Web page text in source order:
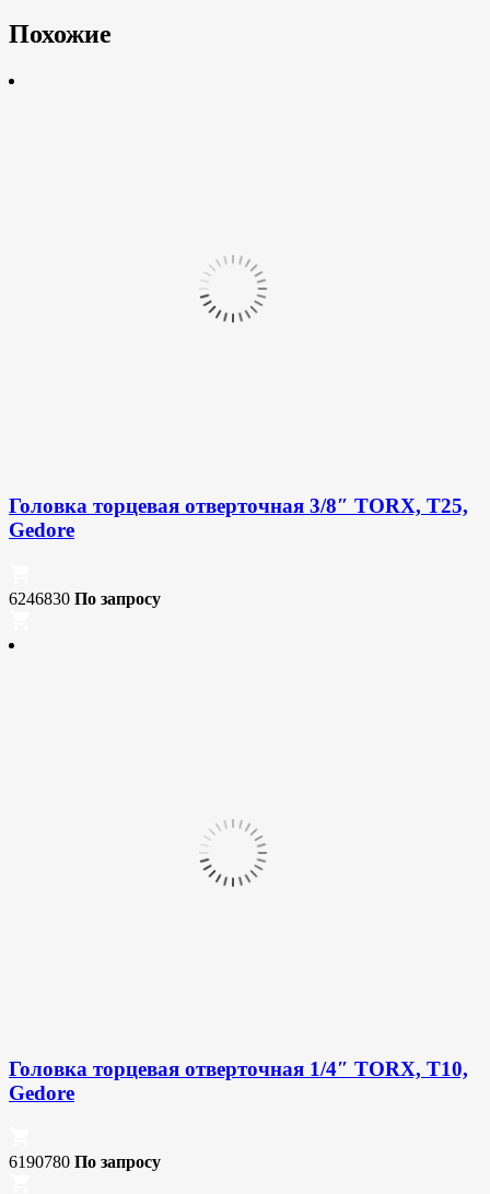
Похожие
Головка торцевая отверточная 3/8″ TORX, T25,
Gedore
6246830 По запросу
Головка торцевая отверточная 1/4″ TORX, T10,
Gedore
6190780 По запросу